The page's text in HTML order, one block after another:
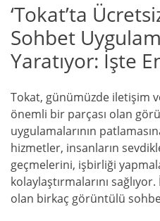
‘Tokat’ta
Sohbet
Yaratıyor: İşte
Tokat, günümüzde iletişim
önemli bir parçası olan
uygulamalarının
hizmetler, insanların
geçmelerini, işbirliği
kolaylaştırmalarını
olan birkaç görüntülü